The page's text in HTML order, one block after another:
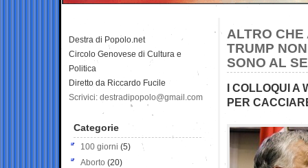
ALTRO
TRUMP
SONO AL
I COLLOQUI A
PER
Destra di Popolo.net
Circolo Genovese di Cultura e
Politica
Diretto da Riccardo Fucile
Scrivici: destradipopolo@gmail.com
Categorie
100 giorni (5)
Aborto (20)